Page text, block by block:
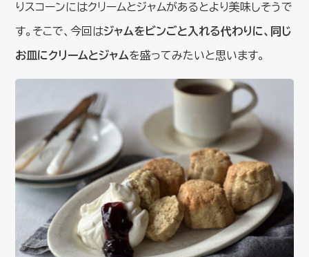
りスコーンにはクリームとジャムがあるとより美味しそうで
す。そこで、今回はジャムをビンごと入れる代わりに、同じ
お皿にクリームとジャムを盛ってみたいと思います。